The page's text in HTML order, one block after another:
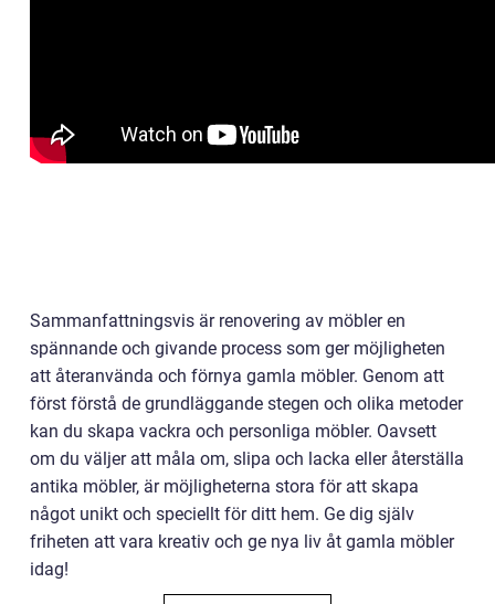
Sammanfattningsvis är renovering av möbler en
spännande och givande process som ger möjligheten
att återanvända och förnya gamla möbler. Genom att
först förstå de grundläggande stegen och olika metoder
kan du skapa vackra och personliga möbler. Oavsett
om du väljer att måla om, slipa och lacka eller återställa
antika möbler, är möjligheterna stora för att skapa
något unikt och speciellt för ditt hem. Ge dig själv
friheten att vara kreativ och ge nya liv åt gamla möbler
idag!